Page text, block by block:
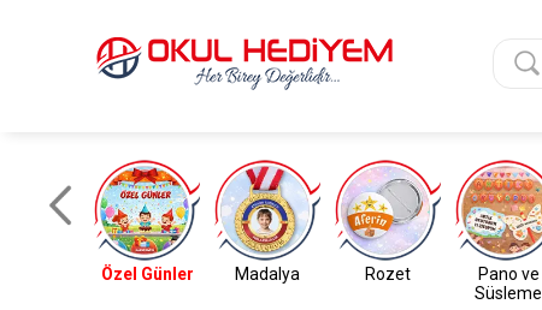
Özel Günler Madalya Rozet
Pano ve
Süsleme